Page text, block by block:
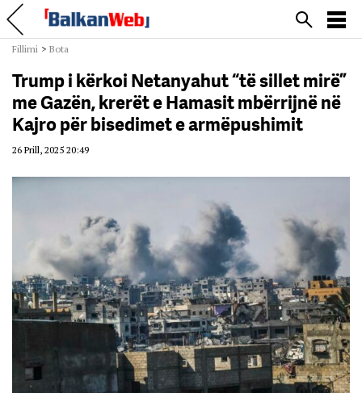
Fillimi > Bota
Trump i kërkoi Netanyahut “të sillet mirë”
me Gazën, krerët e Hamasit mbërrijnë në
Kajro për bisedimet e armëpushimit
26 Prill, 2025 20:49